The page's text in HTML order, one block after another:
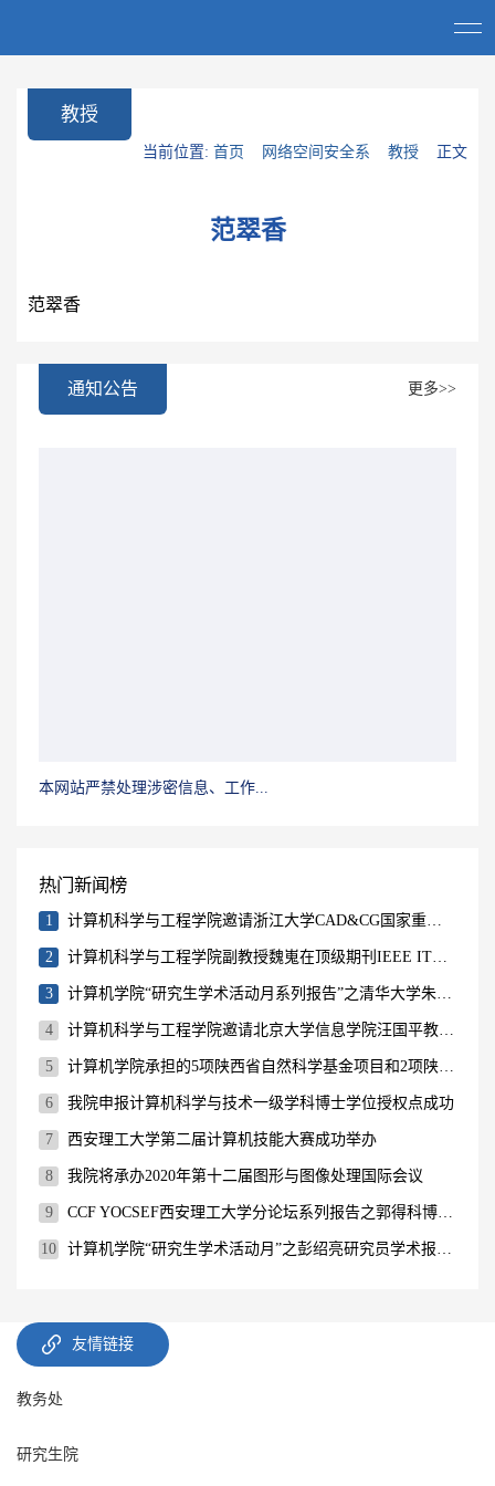
教授
当前位置: 首页 网络空间安全系 教授 正文
范翠香
范翠香
通知公告 更多>>
本网站严禁处理涉密信息、工作...
热门新闻榜
1
2
3
4
5
6 我院申报计算机科学与技术一级学科博士学位授权点成功
7 西安理工大学第二届计算机技能大赛成功举办
8 我院将承办2020年第十二届图形与图像处理国际会议
9
10
友情链接
教务处
研究生院